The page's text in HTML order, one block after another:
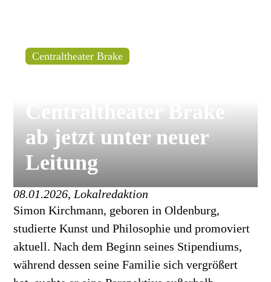
Centraltheater Brake
Centraltheater Brake
ab jetzt unter neuer
Leitung
08.01.2026, Lokalredaktion
Simon Kirchmann, geboren in Oldenburg,
studierte Kunst und Philosophie und promoviert
aktuell. Nach dem Beginn seines Stipendiums,
während dessen seine Familie sich vergrößert